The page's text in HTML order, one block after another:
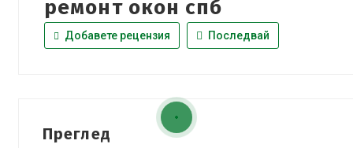
ремонт окон спб
Добавете рецензия Последвай
Преглед